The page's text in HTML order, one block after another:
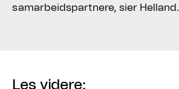
samarbeidspartnere, sier Helland.
Les videre: